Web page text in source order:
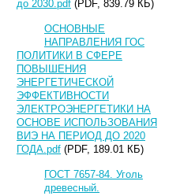
до 2030.pdf (PDF, 839.79 КБ)
ОСНОВНЫЕ
НАПРАВЛЕНИЯ ГОС
ПОЛИТИКИ В СФЕРЕ
ПОВЫШЕНИЯ
ЭНЕРГЕТИЧЕСКОЙ
ЭФФЕКТИВНОСТИ
ЭЛЕКТРОЭНЕРГЕТИКИ НА
ОСНОВЕ ИСПОЛЬЗОВАНИЯ
ВИЭ НА ПЕРИОД ДО 2020
ГОДА.pdf (PDF, 189.01 КБ)
ГОСТ 7657-84. Уголь
древесный.